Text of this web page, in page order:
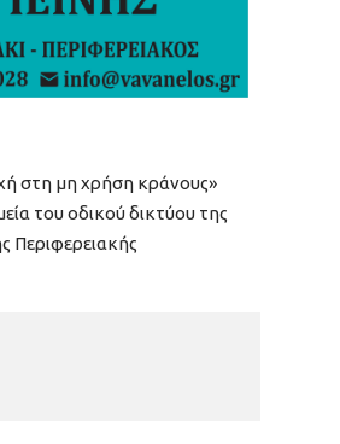
στη μη χρήση κράνους»
του οδικού δικτύου της
Περιφερειακής